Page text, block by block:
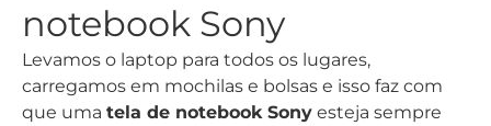
notebook Sony
Levamos o laptop para todos os lugares,
carregamos em mochilas e bolsas e isso faz com
que uma tela de notebook Sony esteja sempre